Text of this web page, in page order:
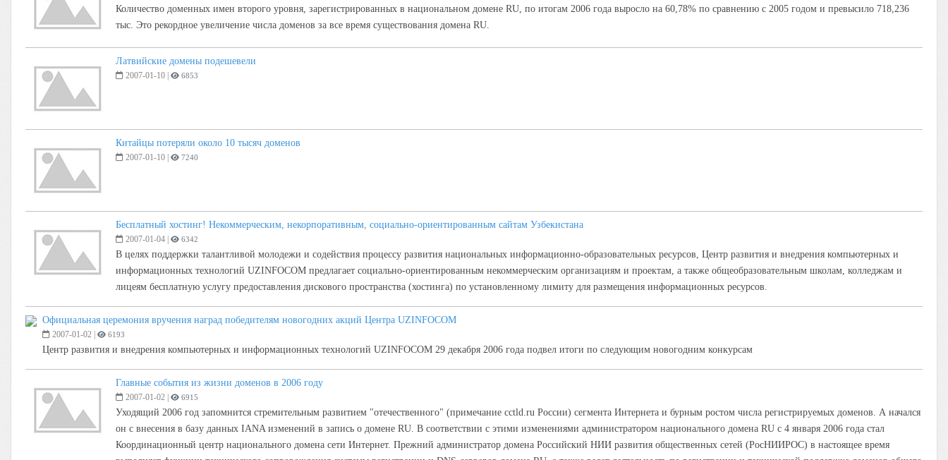
Количество доменных имен второго уровня, зарегистрированных в национальном домене RU, по итогам 2006 года выросло на 60,78% по сравнению с 2005 годом и превысило 718,236
тыс. Это рекордное увеличение числа доменов за все время существования домена RU.
Латвийские домены подешевели
2007-01-10 6853
Китайцы потеряли около 10 тысяч доменов
2007-01-10 7240
Бесплатный хостинг! Некоммерческим, некорпоративным, социально-ориентированным сайтам Узбекистана
2007-01-04 6342
В целях поддержки талантливой молодежи и содействия процессу развития национальных информационно-образовательных ресурсов, Центр развития и внедрения компьютерных и
информационных технологий UZINFOCOM предлагает социально-ориентированным некоммерческим организациям и проектам, а также общеобразовательным школам, колледжам и
лицеям бесплатную услугу предоставления дискового пространства (хостинга) по установленному лимиту для размещения информационных ресурсов.
Официальная церемония вручения наград победителям новогодних акций Центра UZINFOCOM
2007-01-02 6193
Центр развития и внедрения компьютерных и информационных технологий UZINFOCOM 29 декабря 2006 года подвел итоги по следующим новогодним конкурсам
Главные события из жизни доменов в 2006 году
2007-01-02 6915
Уходящий 2006 год запомнится стремительным развитием "отечественного" (примечание cctld.ru России) сегмента Интернета и бурным ростом числа регистрируемых доменов. А начался
он с внесения в базу данных IANA изменений в запись о домене RU. В соответствии с этими изменениями администратором национального домена RU с 4 января 2006 года стал
Координационный центр национального домена сети Интернет. Прежний администратор домена Российский НИИ развития общественных сетей (РосНИИРОС) в настоящее время